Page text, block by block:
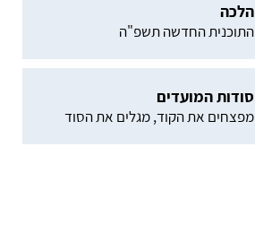
הלכה
התוכנית החדשה תשפ"ה
סודות המועדים
מפצחים את הקוד, מגלים את הסוד